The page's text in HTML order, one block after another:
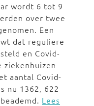
wordt 6 tot 9
over twee
Een
dat reguliere
en Covid-
aantal Covid-
nu 1362, 622
Lees